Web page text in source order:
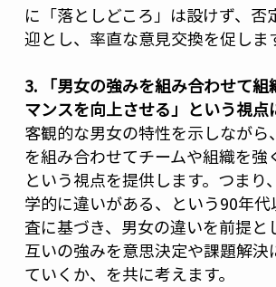
に「落としどころ」は設けず、否
迎とし、率直な意見交換を促しま
3. 「男女の強みを組み合わせて組
マンスを向上させる」という視点
客観的な男女の特性を示しながら
を組み合わせてチームや組織を強
という視点を提供します。つまり
学的に違いがある、という90年
査に基づき、男女の違いを前提と
互いの強みを意思決定や課題解決
ていくか、を共に考えます。